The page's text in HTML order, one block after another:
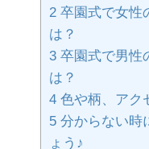
2 卒園式で女性
は？
3 卒園式で男性
は？
4 色や柄、アク
5 分からない時
ょう♪